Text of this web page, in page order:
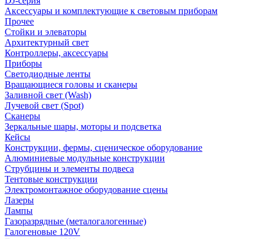
Аксессуары и комплектующие к световым приборам
Прочее
Стойки и элеваторы
Архитектурный свет
Контроллеры, аксессуары
Приборы
Светодиодные ленты
Вращающиеся головы и сканеры
Заливной свет (Wash)
Лучевой свет (Spot)
Сканеры
Зеркальные шары, моторы и подсветка
Кейсы
Конструкции, фермы, сценическое оборудование
Алюминиевые модульные конструкции
Струбцины и элементы подвеса
Тентовые конструкции
Электромонтажное оборудование сцены
Лазеры
Лампы
Газоразрядные (металогалогенные)
Галогеновые 120V